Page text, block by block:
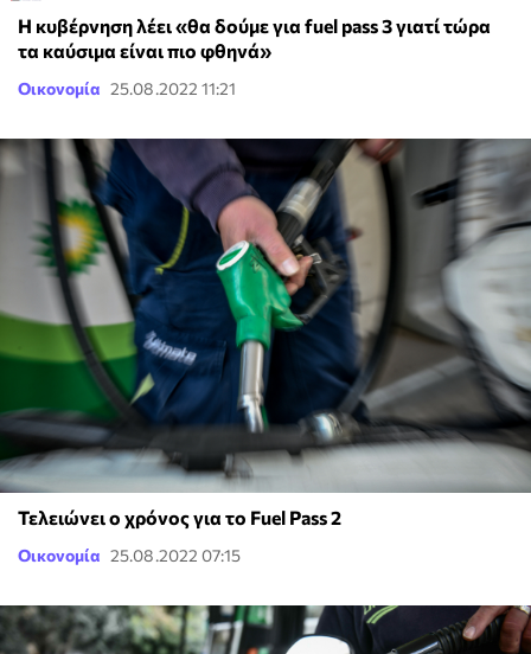
Η κυβέρνηση λέει «θα δούμε για fuel pass 3 γιατί τώρα
τα καύσιμα είναι πιο φθηνά»
Οικονομία 25.08.2022 11:21
Τελειώνει ο χρόνος για το Fuel Pass 2
Οικονομία 25.08.2022 07:15